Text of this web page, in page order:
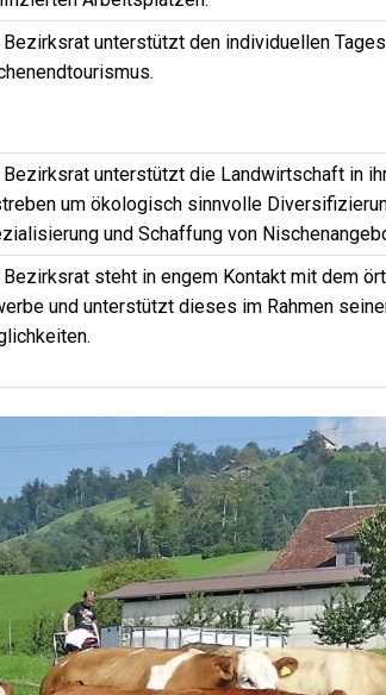
Bezirksrat unterstützt den individuellen
Bezirksrat unterstützt die Landwirtschaft in
um ökologisch sinnvolle
und Schaffung von
Bezirksrat steht in engem Kontakt mit dem
und unterstützt dieses im Rahmen